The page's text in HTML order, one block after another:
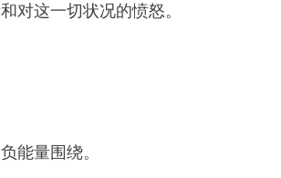
对这一切状况的愤怒。
能量围绕。